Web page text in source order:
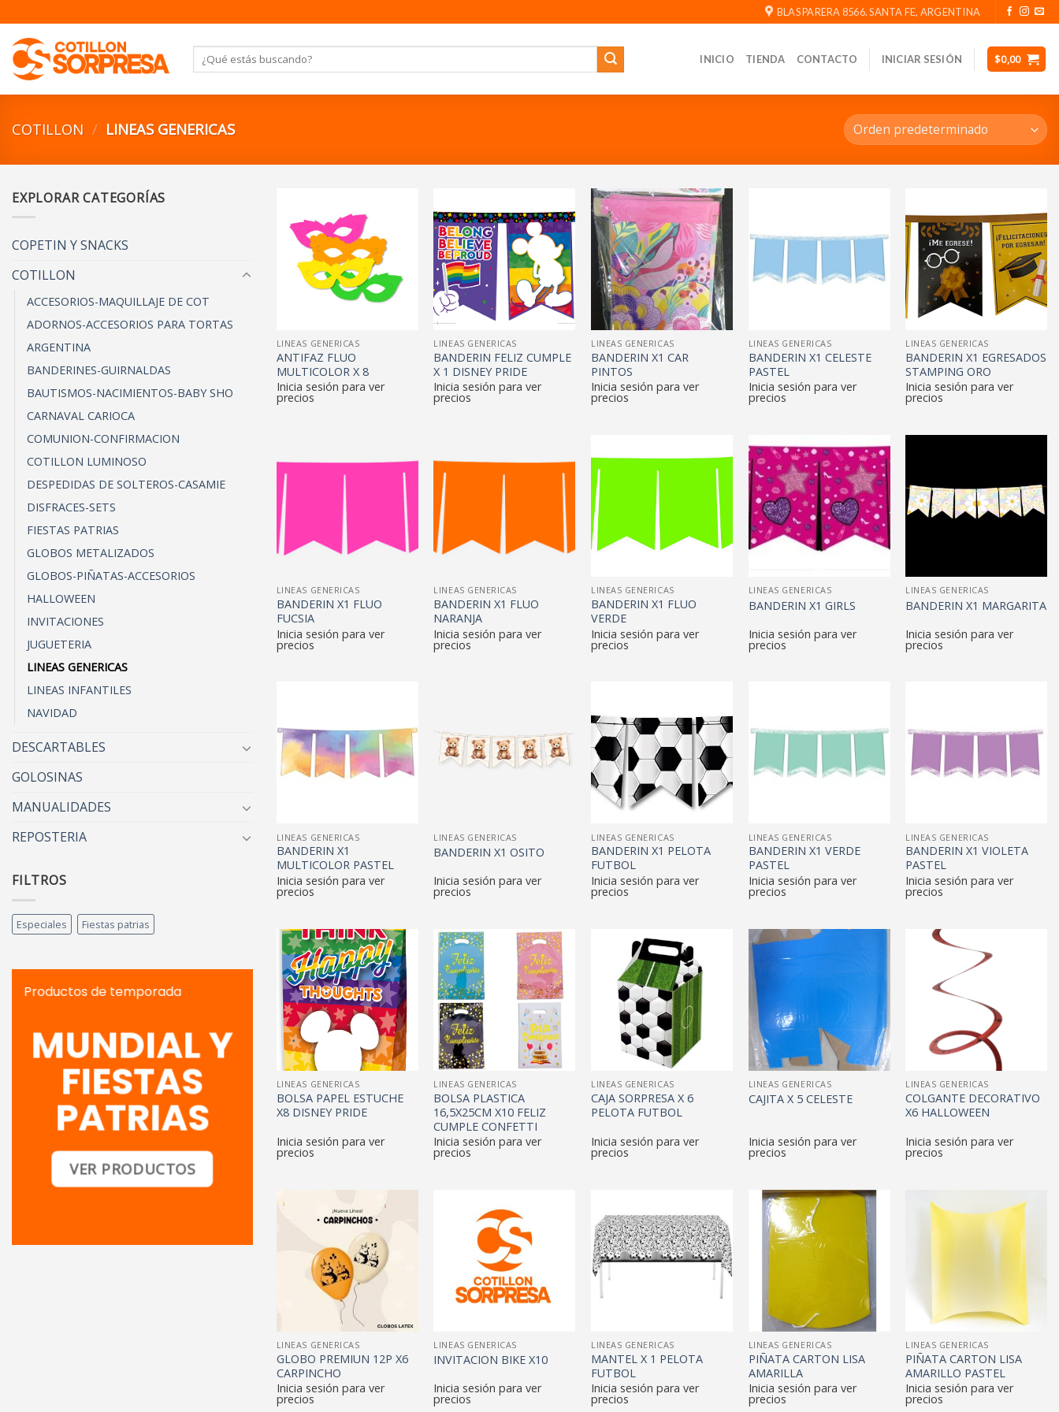
al
contenido
BLAS PARERA 8566. SANTA FE, ARGENTINA
Buscar
por:
INICIO TIENDA CONTACTO INICIAR SESIÓN $0,00
COTILLON / LINEAS GENERICAS
EXPLORAR CATEGORÍAS
COPETIN Y SNACKS
COTILLON
ACCESORIOS-MAQUILLAJE DE COT
ADORNOS-ACCESORIOS PARA TORTAS
ARGENTINA
BANDERINES-GUIRNALDAS
BAUTISMOS-NACIMIENTOS-BABY SHO
CARNAVAL CARIOCA
COMUNION-CONFIRMACION
COTILLON LUMINOSO
DESPEDIDAS DE SOLTEROS-CASAMIE
DISFRACES-SETS
FIESTAS PATRIAS
GLOBOS METALIZADOS
GLOBOS-PIÑATAS-ACCESORIOS
HALLOWEEN
INVITACIONES
JUGUETERIA
LINEAS GENERICAS
LINEAS INFANTILES
NAVIDAD
DESCARTABLES
GOLOSINAS
MANUALIDADES
REPOSTERIA
FILTROS
Especiales Fiestas patrias
MUNDIAL Y
FIESTAS
PATRIAS
VER PRODUCTOS
Productos de temporada
LINEAS GENERICAS
ANTIFAZ FLUO
MULTICOLOR X 8
Inicia sesión para ver
precios
LINEAS GENERICAS
BANDERIN FELIZ CUMPLE
X 1 DISNEY PRIDE
Inicia sesión para ver
precios
LINEAS GENERICAS
BANDERIN X1 CAR
PINTOS
Inicia sesión para ver
precios
LINEAS GENERICAS
BANDERIN X1 CELESTE
PASTEL
Inicia sesión para ver
precios
LINEAS GENERICAS
BANDERIN X1 EGRESADOS
STAMPING ORO
Inicia sesión para ver
precios
LINEAS GENERICAS
BANDERIN X1 FLUO
FUCSIA
Inicia sesión para ver
precios
LINEAS GENERICAS
BANDERIN X1 FLUO
NARANJA
Inicia sesión para ver
precios
LINEAS GENERICAS
BANDERIN X1 FLUO
VERDE
Inicia sesión para ver
precios
LINEAS GENERICAS
BANDERIN X1 GIRLS
Inicia sesión para ver
precios
LINEAS GENERICAS
BANDERIN X1 MARGARITA
Inicia sesión para ver
precios
LINEAS GENERICAS
BANDERIN X1
MULTICOLOR PASTEL
Inicia sesión para ver
precios
LINEAS GENERICAS
BANDERIN X1 OSITO
Inicia sesión para ver
precios
LINEAS GENERICAS
BANDERIN X1 PELOTA
FUTBOL
Inicia sesión para ver
precios
LINEAS GENERICAS
BANDERIN X1 VERDE
PASTEL
Inicia sesión para ver
precios
LINEAS GENERICAS
BANDERIN X1 VIOLETA
PASTEL
Inicia sesión para ver
precios
LINEAS GENERICAS
BOLSA PAPEL ESTUCHE
X8 DISNEY PRIDE
Inicia sesión para ver
precios
LINEAS GENERICAS
BOLSA PLASTICA
16,5X25CM X10 FELIZ
CUMPLE CONFETTI
Inicia sesión para ver
precios
LINEAS GENERICAS
CAJA SORPRESA X 6
PELOTA FUTBOL
Inicia sesión para ver
precios
LINEAS GENERICAS
CAJITA X 5 CELESTE
Inicia sesión para ver
precios
LINEAS GENERICAS
COLGANTE DECORATIVO
X6 HALLOWEEN
Inicia sesión para ver
precios
LINEAS GENERICAS
GLOBO PREMIUN 12P X6
CARPINCHO
Inicia sesión para ver
precios
LINEAS GENERICAS
INVITACION BIKE X10
Inicia sesión para ver
precios
LINEAS GENERICAS
MANTEL X 1 PELOTA
FUTBOL
Inicia sesión para ver
precios
LINEAS GENERICAS
PIÑATA CARTON LISA
AMARILLA
Inicia sesión para ver
precios
LINEAS GENERICAS
PIÑATA CARTON LISA
AMARILLO PASTEL
Inicia sesión para ver
precios